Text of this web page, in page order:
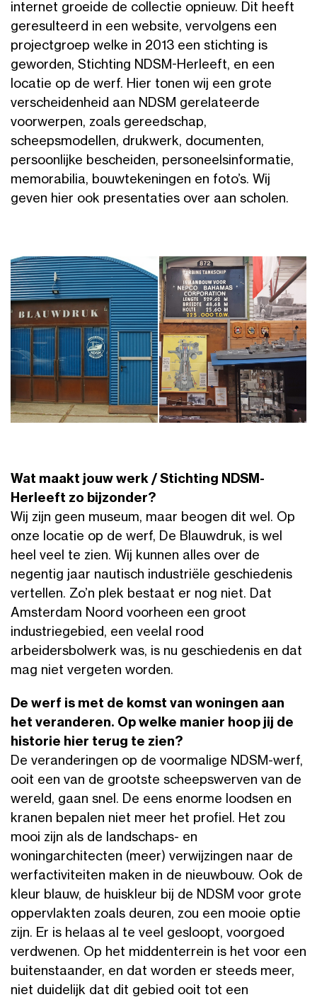
internet groeide de collectie opnieuw. Dit heeft
geresulteerd in een website, vervolgens een
projectgroep welke in 2013 een stichting is
geworden, Stichting NDSM-Herleeft, en een
locatie op de werf. Hier tonen wij een grote
verscheidenheid aan NDSM gerelateerde
voorwerpen, zoals gereedschap,
scheepsmodellen, drukwerk, documenten,
persoonlijke bescheiden, personeelsinformatie,
memorabilia, bouwtekeningen en foto’s. Wij
geven hier ook presentaties over aan scholen.
Wat maakt jouw werk / Stichting NDSM-
Herleeft zo bijzonder?
Wij zijn geen museum, maar beogen dit wel. Op
onze locatie op de werf, De Blauwdruk, is wel
heel veel te zien. Wij kunnen alles over de
negentig jaar nautisch industriële geschiedenis
vertellen. Zo’n plek bestaat er nog niet. Dat
Amsterdam Noord voorheen een groot
industriegebied, een veelal rood
arbeidersbolwerk was, is nu geschiedenis en dat
mag niet vergeten worden.
De werf is met de komst van woningen aan
het veranderen. Op welke manier hoop jij de
historie hier terug te zien?
De veranderingen op de voormalige NDSM-werf,
ooit een van de grootste scheepswerven van de
wereld, gaan snel. De eens enorme loodsen en
kranen bepalen niet meer het profiel. Het zou
mooi zijn als de landschaps- en
woningarchitecten (meer) verwijzingen naar de
werfactiviteiten maken in de nieuwbouw. Ook de
kleur blauw, de huiskleur bij de NDSM voor grote
oppervlakten zoals deuren, zou een mooie optie
zijn. Er is helaas al te veel gesloopt, voorgoed
verdwenen. Op het middenterrein is het voor een
buitenstaander, en dat worden er steeds meer,
niet duidelijk dat dit gebied ooit tot een